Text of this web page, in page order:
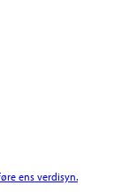
ens verdisyn.